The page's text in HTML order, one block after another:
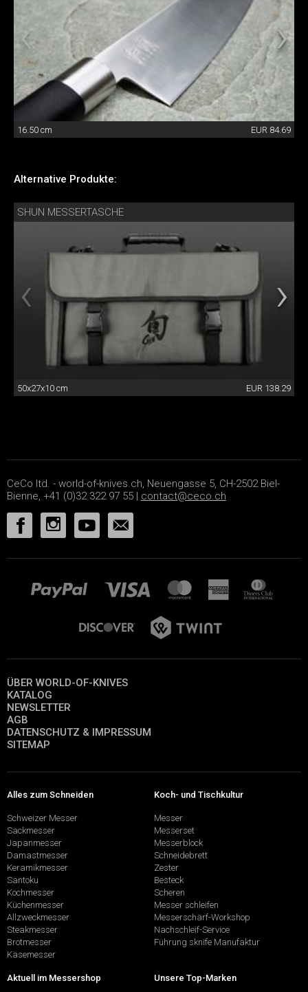
16.50 cm EUR 84.69
Alternative Produkte:
SHUN MESSERTASCHE
50x27x10 cm EUR 138.29
CeCo ltd. - world-of-knives.ch, Neuengasse 5, CH-2502 Biel-
Bienne, +41 (0)32 322 97 55 | contact@ceco.ch
ÜBER WORLD-OF-KNIVES
KATALOG
NEWSLETTER
AGB
DATENSCHUTZ & IMPRESSUM
SITEMAP
Alles zum Schneiden
Schweizer Messer
Sackmesser
Japanmesser
Damastmesser
Keramikmesser
Santoku
Kochmesser
Küchenmesser
Allzweckmesser
Steakmesser
Brotmesser
Käsemesser
Koch- und Tischkultur
Messer
Messerset
Messerblock
Schneidebrett
Zester
Besteck
Scheren
Messer schleifen
Messerschärf-Workshop
Nachschleif-Service
Führung sknife Manufaktur
Aktuell im Messershop Unsere Top-Marken